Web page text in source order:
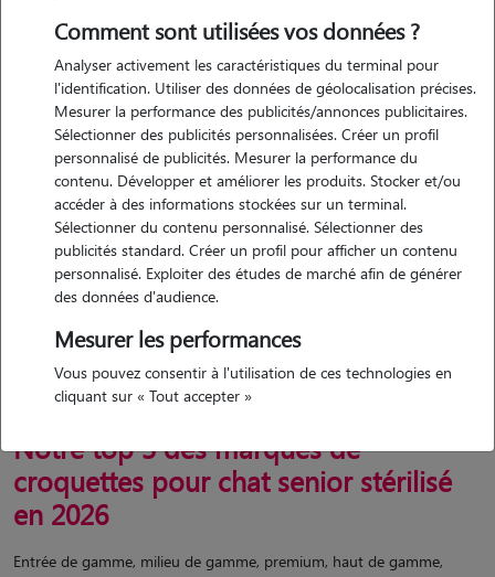
le considère comme senior à partir de 7 ou 8 ans environ. Pour
accompagner cette nouvelle étape de la vie, il faut ainsi veiller à
adapter l’alimentation de son chatafin de subvenir à ses besoins et
limiter une éventuelle prise de poids. Pour vous aider à trouver les
meilleures croquettes pour chat senior et stérilisé en 2026, vous
pouvez compter sur notre sélection et comparatif des meilleures
marques et références : des recettes équilibrées, riches en protéines
animales, sans colorants ou additifs artificiels.
Retrouvez dans cet article notre top 3 des marques ainsi qu’un
tableau comparatif de 3 références de ces marques, mais aussi tous
nos conseils pour bien choisir les meilleures croquettes pour votre
chat senior et stérilisé !
Notre top 3 des marques de
croquettes pour chat senior stérilisé
en 2026
Entrée de gamme, milieu de gamme, premium, haut de gamme,
Comment sont utilisées vos données ?
Analyser activement les caractéristiques du terminal pour
l'identification. Utiliser des données de géolocalisation précises.
Mesurer la performance des publicités/annonces publicitaires.
Sélectionner des publicités personnalisées. Créer un profil
personnalisé de publicités. Mesurer la performance du
contenu. Développer et améliorer les produits. Stocker et/ou
accéder à des informations stockées sur un terminal.
Sélectionner du contenu personnalisé. Sélectionner des
publicités standard. Créer un profil pour afficher un contenu
personnalisé. Exploiter des études de marché afin de générer
des données d'audience.
Mesurer les performances
Vous pouvez consentir à l'utilisation de ces technologies en
cliquant sur « Tout accepter »